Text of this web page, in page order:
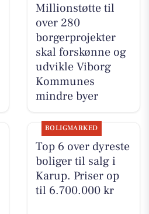
Millionstøtte til
over 280
borgerprojekter
skal forskønne og
udvikle Viborg
Kommunes
mindre byer
BOLIGMARKED
Top 6 over dyreste
boliger til salg i
Karup. Priser op
til 6.700.000 kr